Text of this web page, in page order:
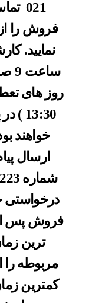
021
فروش را
نمایید.
خواهند
ارسال
شماره
درخواستی
فروش پس
ترین
مربوطه را
کمترین